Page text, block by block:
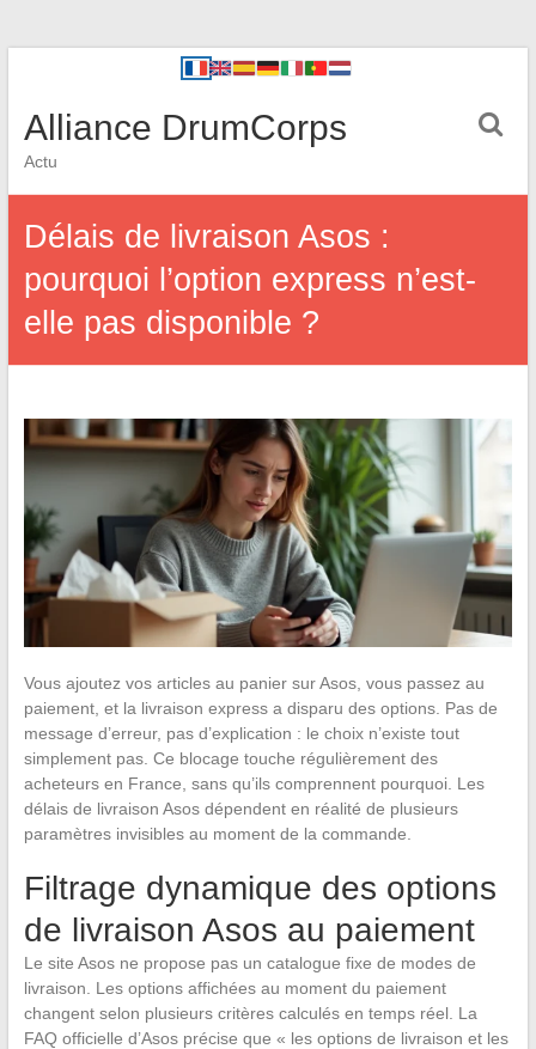
Alliance DrumCorps
Actu
Délais de livraison Asos :
pourquoi l’option express n’est-
elle pas disponible ?
Vous ajoutez vos articles au panier sur Asos, vous passez au
paiement, et la livraison express a disparu des options. Pas de
message d’erreur, pas d’explication : le choix n’existe tout
simplement pas. Ce blocage touche régulièrement des
acheteurs en France, sans qu’ils comprennent pourquoi. Les
délais de livraison Asos dépendent en réalité de plusieurs
paramètres invisibles au moment de la commande.
Filtrage dynamique des options
de livraison Asos au paiement
Le site Asos ne propose pas un catalogue fixe de modes de
livraison. Les options affichées au moment du paiement
changent selon plusieurs critères calculés en temps réel. La
FAQ officielle d’Asos précise que « les options de livraison et les